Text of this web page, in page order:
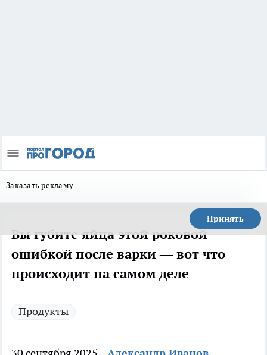
Заказать рекламу
Принять
Вы губите яйца этой роковой
ошибкой после варки — вот что
происходит на самом деле
Продукты